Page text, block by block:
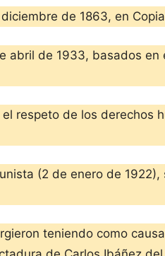
de 1863, en
abril de 1933, basados
respeto de los
(2 de enero de
teniendo como